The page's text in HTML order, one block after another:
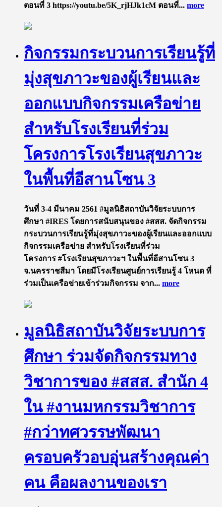
ตอนที่ 3 https://youtu.be/5K_rjHJk1cM ตอนที่... more
กิจกรรมกระบวนการเรียนรู้ที่
มุ่งสุขภาวะของผู้เรียนและ
ออกแบบกิจกรรมเครือข่าย
สำหรับโรงเรียนที่ร่วม
โครงการโรงเรียนสุขภาวะ
ในพื้นที่อีสานโซน 3
วันที่ 3-4 มีนาคม 2561 #มูลนิธิสถาบันวิจัยระบบการ
ศึกษา #IRES โดยการสนับสนุนของ #สสส. จัดกิจกรรม
กระบวนการเรียนรู้ที่มุ่งสุขภาวะของผู้เรียนและออกแบบ
กิจกรรมเครือข่าย สำหรับโรงเรียนที่ร่วม
โครงการ #โรงเรียนสุขภาวะฯ ในพื้นที่อีสานโซน 3
จ.นครราชสีมา โดยมีโรงเรียนศูนย์การเรียนรู้ 4 โหนด ที่
ร่วมเป็นเครือข่ายเข้าร่วมกิจกรรม จาก... more
มูลนิธิสถาบันวิจัยระบบการ
ศึกษา ร่วมจัดกิจกรรมทาง
วิชาการของ #สสส. สำนัก 4
ใน #งานมหกรรมวิชาการ
#กว่าทศวรรษพัฒนา
ครอบครัวอบอุ่นสร้างคุณค่า
คน คือผลงานของเรา